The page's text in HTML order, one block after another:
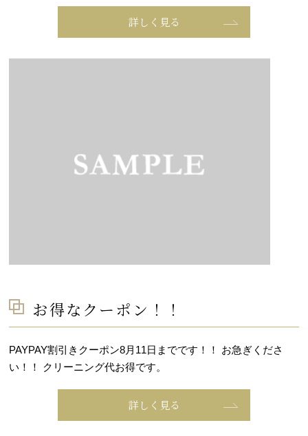
詳しく見る
お得なクーポン！！
PAYPAY割引きクーポン8月11日までです！！ お急ぎくださ
い！！ クリーニング代お得です。
詳しく見る